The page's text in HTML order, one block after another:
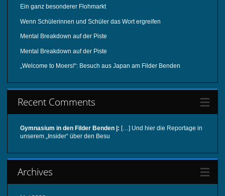
Ein ganz besonderer Flohmarkt
Wenn Schülerinnen und Schüler das Wort ergreifen
Mental Breakdown auf der Piste
Mental Breakdown auf der Piste
„Welcome to Moers!“: Besuch aus Japan am Filder Benden
Recent Comments
Gymnasium in den Filder Benden |: […] Und hier die Reportage in
unserem „Insider“ über den Besu
Archives